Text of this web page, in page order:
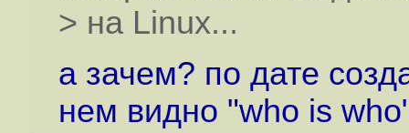
> на Linux...
а зачем? по дате
нем видно "who is